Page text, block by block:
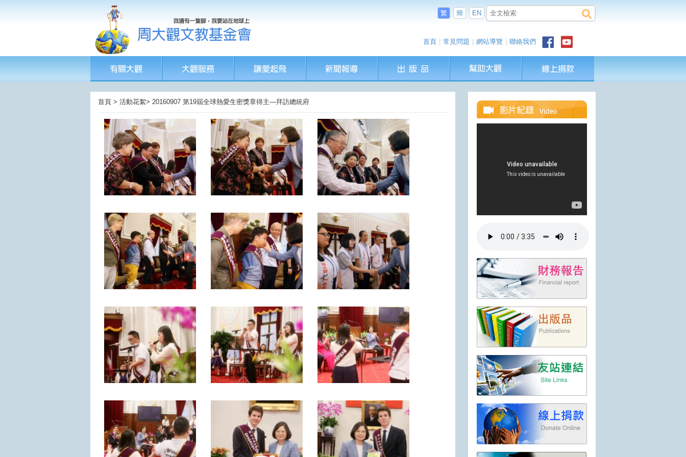
繁 簡 EN
首頁 常見問題 網站導覽 聯絡我們
首頁 > 活動花絮> 20160907 第19屆全球熱愛生密獎章得主—拜訪總統府